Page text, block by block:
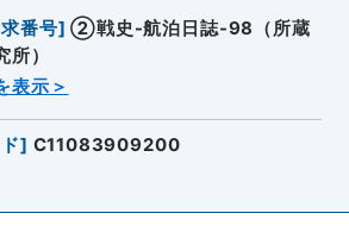
番号] ②戦史-航泊日誌-98（所蔵
）
表示＞
] C11083909200